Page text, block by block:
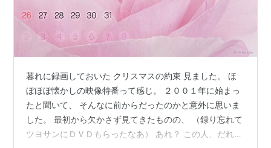
暮れに録画しておいた クリスマスの約束 見ました。 ほ
ぼほぼ懐かしの映像特番って感じ。 ２００１年に始まっ
たと聞いて、 そんなに前からだったのかと意外に思いま
した。 最初から欠かさず見てきたものの、 （録り忘れて
ツヨサンにＤＶＤもらったなあ） あれ？ この人、だれや